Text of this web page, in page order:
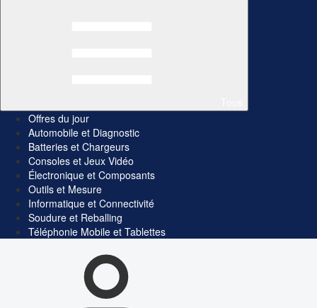
Offres du jour
Automobile et Diagnostic
Batteries et Chargeurs
Consoles et Jeux Vidéo
Électronique et Composants
Outils et Mesure
Informatique et Connectivité
Soudure et Reballing
Téléphonie Mobile et Tablettes